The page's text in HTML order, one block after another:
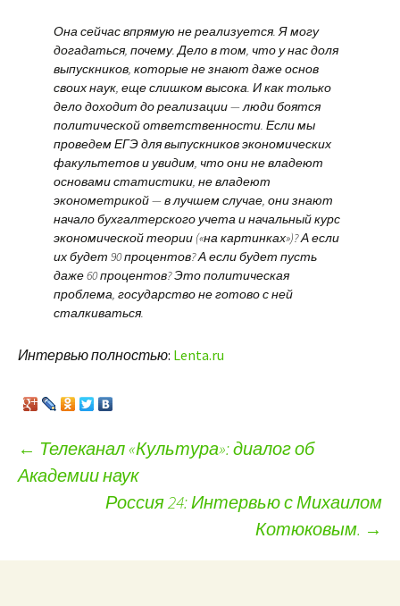
Она сейчас впрямую не реализуется. Я могу
догадаться, почему. Дело в том, что у нас доля
выпускников, которые не знают даже основ
своих наук, еще слишком высока. И как только
дело доходит до реализации — люди боятся
политической ответственности. Если мы
проведем ЕГЭ для выпускников экономических
факультетов и увидим, что они не владеют
основами статистики, не владеют
эконометрикой — в лучшем случае, они знают
начало бухгалтерского учета и начальный курс
экономической теории («на картинках»)? А если
их будет 90 процентов? А если будет пусть
даже 60 процентов? Это политическая
проблема, государство не готово с ней
сталкиваться.
Интервью полностью: Lenta.ru
Навигация по записям
← Телеканал «Культура»: диалог об
Академии наук
Россия 24: Интервью с Михаилом
Котюковым. →